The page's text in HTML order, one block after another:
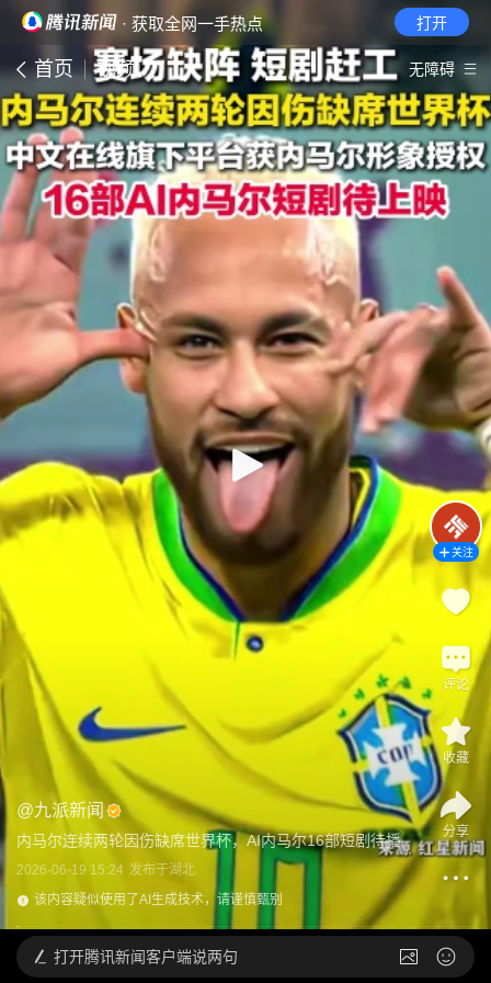
· 获取全网一手热点 打开
首页 视频 无障碍
@九派新闻
内马尔连续两轮因伤缺席世界杯，AI内马尔16部短剧待播
2026-06-19 15:24 发布于湖北
该内容疑似使用了AI生成技术，请谨慎甄别
关注
评论
收藏
分享
打开腾讯新闻客户端说两句